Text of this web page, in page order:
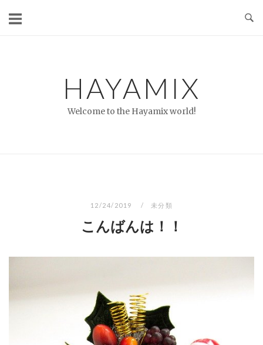
HAYAMIX
Welcome to the Hayamix world!
12/24/2019 未分類
こんばんは！！